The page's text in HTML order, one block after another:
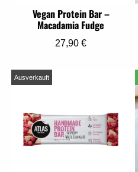
Vegan Protein Bar –
Macadamia Fudge
27,90 €
Ausverkauft